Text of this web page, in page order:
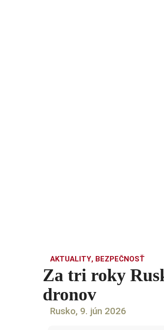
AKTUALITY, BEZPEČNOSŤ
Za tri roky
dronov
Rusko, 9. jún 2026